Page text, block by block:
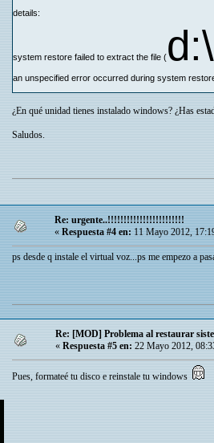
details:
system restore failed to extract the file (d:\
an unspecified error occurred during system
¿En qué unidad tienes instalado windows? ¿Has
Saludos.
Re: urgente..!!!!!!!!!!!!!!!!!!!!!!!!
«Respuesta #4 en:11 Mayo 2012,
ps desde q instale el virtual voz...ps me empezo a
Re: [MOD] Problema al restaurar
« Respuesta #5 en: 22 Mayo 2012,
Pues, formateé tu disco e reinstale tu windows